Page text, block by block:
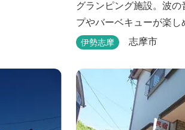
グランピング施設。波
プやバーベキューが楽
です。
伊勢志摩 志摩市